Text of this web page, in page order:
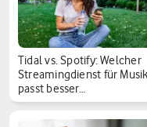
Tidal vs. Spotify: Welcher
Streamingdienst für Musik
passt besser…